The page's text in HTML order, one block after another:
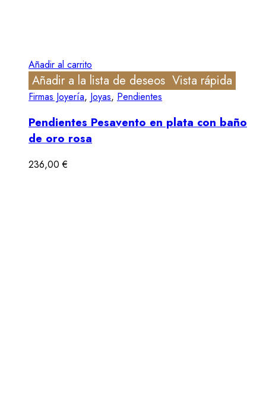
Añadir al carrito
Añadir a la lista de deseos Vista rápida
Firmas Joyería, Joyas, Pendientes
Pendientes Pesavento en plata con baño
de oro rosa
236,00€